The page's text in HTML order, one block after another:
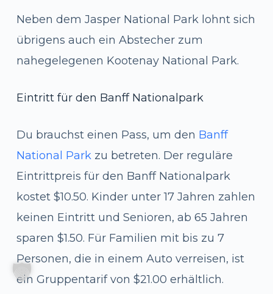
Neben dem Jasper National Park lohnt sich
übrigens auch ein Abstecher zum
nahegelegenen Kootenay National Park.
Eintritt für den Banff Nationalpark
Du brauchst einen Pass, um den Banff
National Parkzu betreten. Der reguläre
Eintrittpreis für den Banff Nationalpark
kostet $10.50. Kinder unter 17 Jahren zahlen
keinen Eintritt und Senioren, ab 65 Jahren
sparen $1.50. Für Familien mit bis zu 7
Personen, die in einem Auto verreisen, ist
ein Gruppentarif von $21.00 erhältlich.